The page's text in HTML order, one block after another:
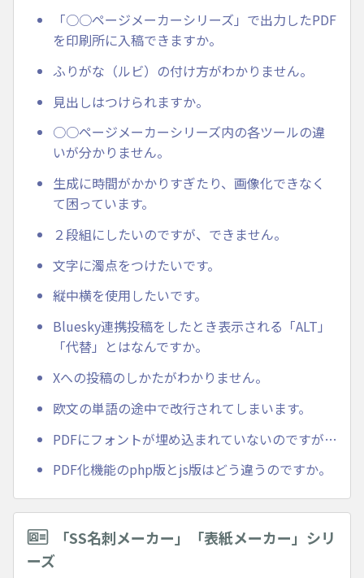
「○○ページメーカーシリーズ」で出力したPDF
を印刷所に入稿できますか。
ふりがな（ルビ）の付け方がわかりません。
見出しはつけられますか。
○○ページメーカーシリーズ内の各ツールの違
いが分かりません。
生成に時間がかかりすぎたり、画像化できなく
て困っています。
２段組にしたいのですが、できません。
文字に濁点をつけたいです。
縦中横を使用したいです。
Bluesky連携投稿をしたとき表示される「ALT」
「代替」とはなんですか。
Xへの投稿のしかたがわかりません。
欧文の単語の途中で改行されてしまいます。
PDFにフォントが埋め込まれていないのですが…
PDF化機能のphp版とjs版はどう違うのですか。
「SS名刺メーカー」「表紙メーカー」シリ
ーズ